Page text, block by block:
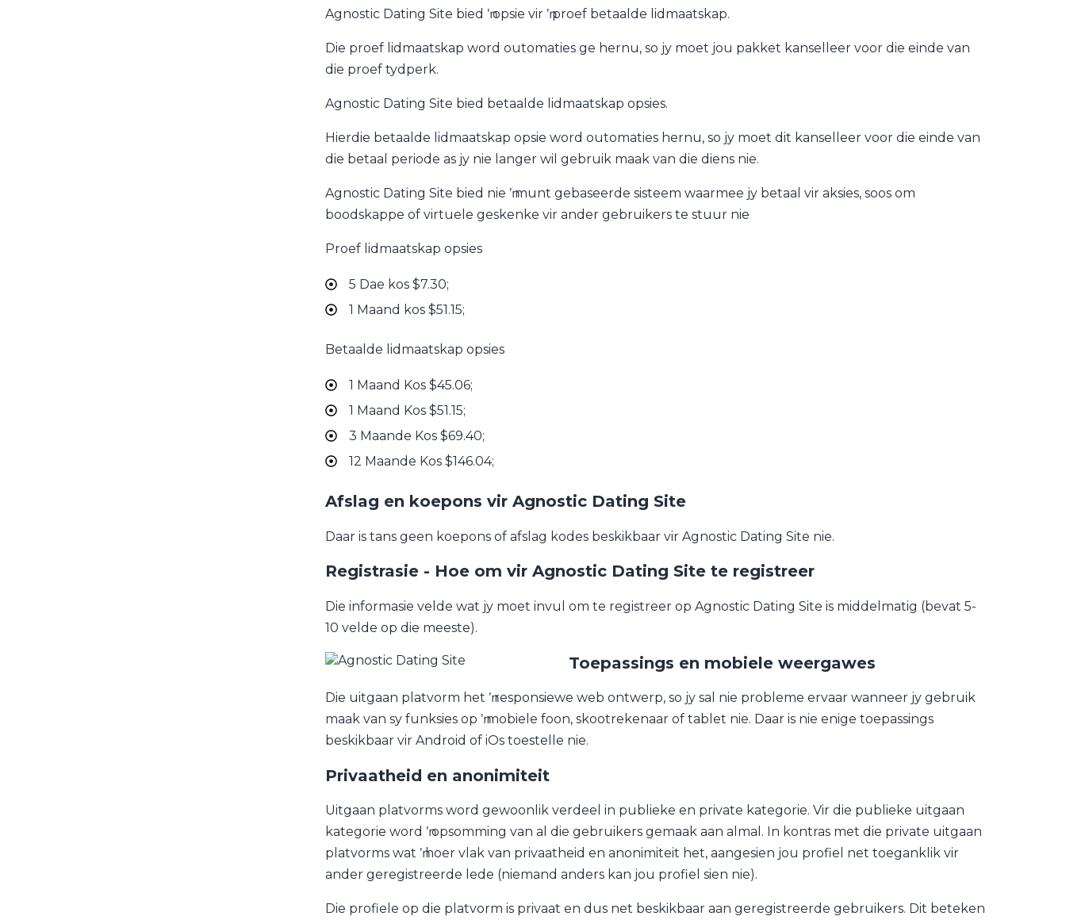
Agnostic Dating Site bied ŉ opsie vir ŉ proef betaalde lidmaatskap.
Die proef lidmaatskap word outomaties ge hernu, so jy moet jou pakket kanselleer voor die einde van
die proef tydperk.
Agnostic Dating Site bied betaalde lidmaatskap opsies.
Hierdie betaalde lidmaatskap opsie word outomaties hernu, so jy moet dit kanselleer voor die einde van
die betaal periode as jy nie langer wil gebruik maak van die diens nie.
Agnostic Dating Site bied nie ŉ munt gebaseerde sisteem waarmee jy betaal vir aksies, soos om
boodskappe of virtuele geskenke vir ander gebruikers te stuur nie
Proef lidmaatskap opsies
5 Dae kos $7.30;
1 Maand kos $51.15;
Betaalde lidmaatskap opsies
1 Maand Kos $45.06;
1 Maand Kos $51.15;
3 Maande Kos $69.40;
12 Maande Kos $146.04;
Afslag en koepons vir Agnostic Dating Site
Daar is tans geen koepons of afslag kodes beskikbaar vir Agnostic Dating Site nie.
Registrasie - Hoe om vir Agnostic Dating Site te registreer
Die informasie velde wat jy moet invul om te registreer op Agnostic Dating Site is middelmatig (bevat 5-
10 velde op die meeste).
Toepassings en mobiele weergawes
Die uitgaan platvorm het ŉ responsiewe web ontwerp, so jy sal nie probleme ervaar wanneer jy gebruik
maak van sy funksies op ŉ mobiele foon, skootrekenaar of tablet nie. Daar is nie enige toepassings
beskikbaar vir Android of iOs toestelle nie.
Privaatheid en anonimiteit
Uitgaan platvorms word gewoonlik verdeel in publieke en private kategorie. Vir die publieke uitgaan
kategorie word ŉ opsomming van al die gebruikers gemaak aan almal. In kontras met die private uitgaan
platvorms wat ŉ hoer vlak van privaatheid en anonimiteit het, aangesien jou profiel net toeganklik vir
ander geregistreerde lede (niemand anders kan jou profiel sien nie).
Die profiele op die platvorm is privaat en dus net beskikbaar aan geregistreerde gebruikers. Dit beteken